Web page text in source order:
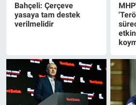
Bahçeli: Çerçeve
yasaya tam destek
verilmelidir